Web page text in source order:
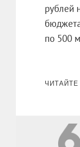
рублей
по